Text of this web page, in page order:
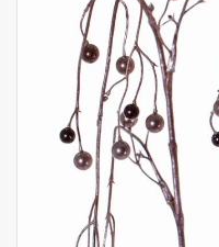
Kunstplanten
Blad - en Bessentakken
Kunstfruit
Home deco